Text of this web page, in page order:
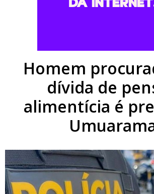
Homem
dívida de
alimentícia é